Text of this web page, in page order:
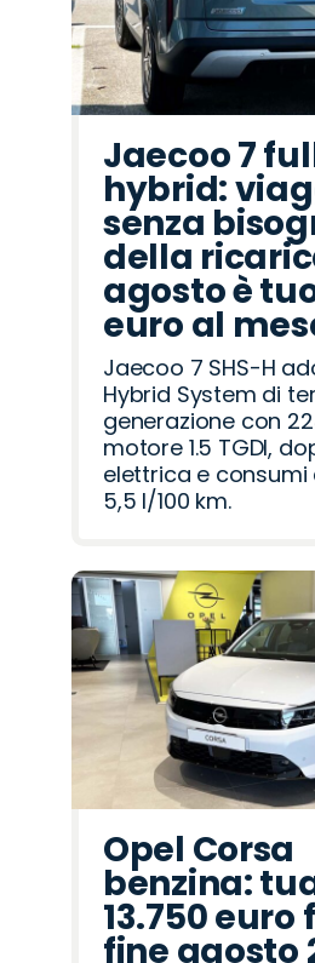
Jaecoo 7
hybrid:
senza
della
agosto è
euro al
Jaecoo 7 SHS-H
Hybrid System di
generazione con
motore 1.5 TGDI,
elettrica e consumi
5,5 l/100 km.
Opel Corsa
benzina:
13.750 euro
fine agosto